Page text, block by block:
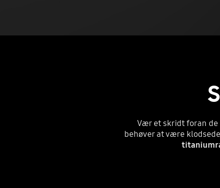
Vær et skridt foran de
behøver at være